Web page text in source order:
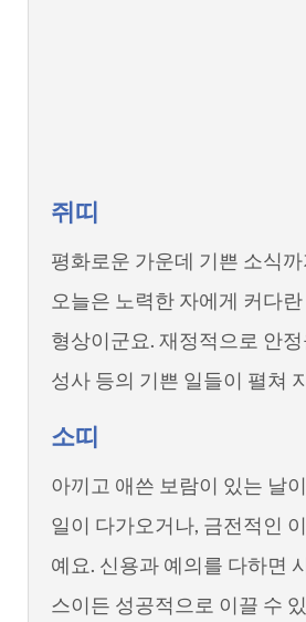
쥐띠
평화로운 가운데 기쁜 소식
오늘은 노력한 자에게 커다
형상이군요. 재정적으로 안
성사 등의 기쁜 일들이 펼쳐
소띠
아끼고 애쓴 보람이 있는 날
일이 다가오거나, 금전적인
예요. 신용과 예의를 다하면
스이든 성공적으로 이끌 수